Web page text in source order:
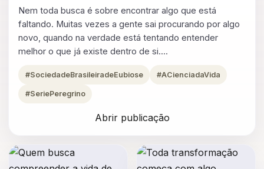
Nem toda busca é sobre encontrar algo que está
faltando. Muitas vezes a gente sai procurando por algo
novo, quando na verdade está tentando entender
melhor o que já existe dentro de si....
#SociedadeBrasileiradeEubiose #ACienciadaVida
#SeriePeregrino
Abrir publicação